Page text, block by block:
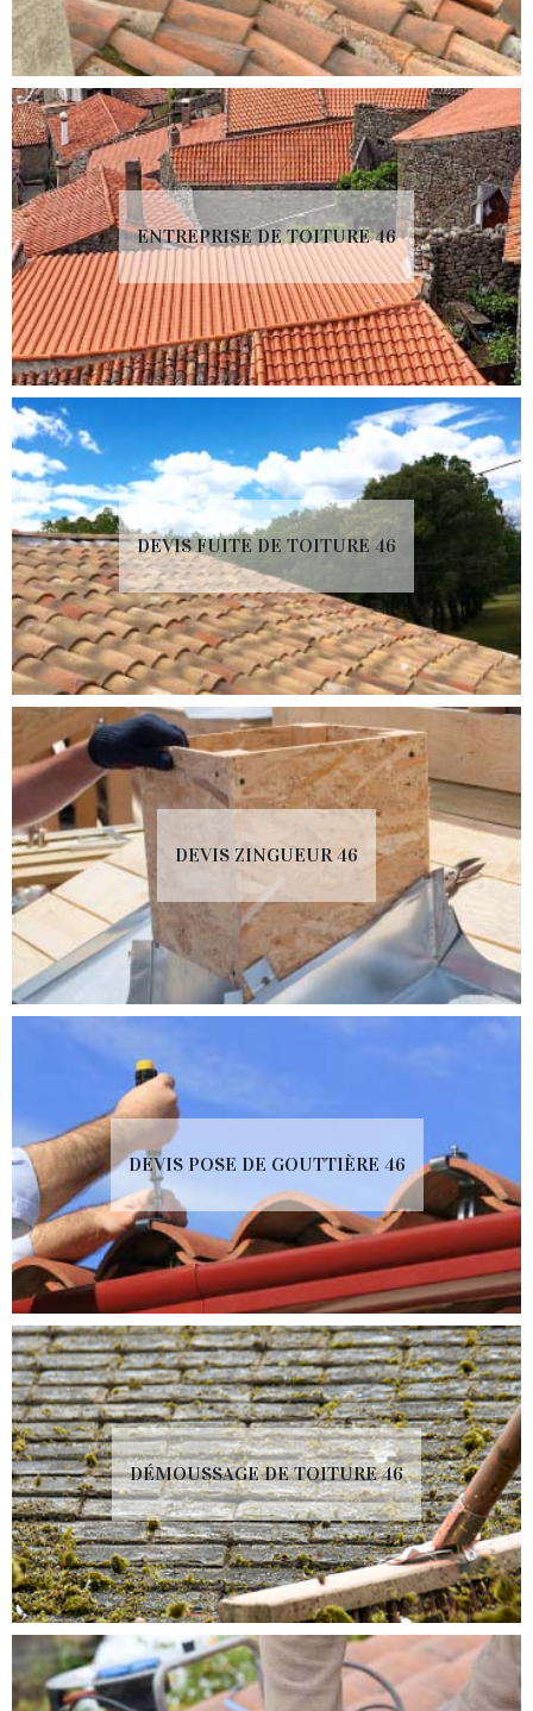
ENTREPRISE DE TOITURE 46
DEVIS FUITE DE TOITURE 46
DEVIS ZINGUEUR 46
DEVIS POSE DE GOUTTIÈRE 46
DÉMOUSSAGE DE TOITURE 46